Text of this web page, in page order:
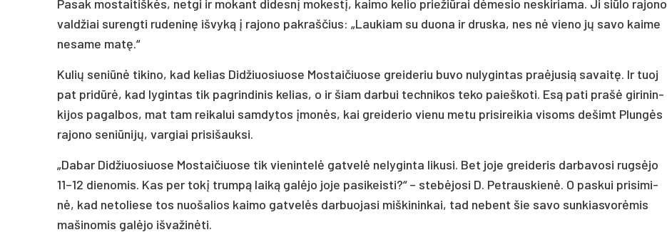
Pa­sak mos­tai­tiš­kės, ne­tgi ir mo­kant di­des­nį mo­kes­tį, kai­mo ke­lio prie­žiū­rai dė­me­sio ne­ski­ria­ma. Ji siū­lo ra­jo­no
val­džiai su­reng­ti ru­de­ni­nę iš­vy­ką į ra­jo­no pa­kraš­čius: „Lau­kiam su duo­na ir drus­ka, nes nė vie­no jų sa­vo kai­me
ne­sa­me ma­tę.“
Ku­lių se­niū­nė ti­ki­no, kad ke­lias Di­džiuo­siuo­se Mos­tai­čiuo­se grei­de­riu bu­vo nu­ly­gin­tas praė­ju­sią sa­vai­tę. Ir tuoj
pat pri­dū­rė, kad ly­gin­tas tik pa­grin­di­nis ke­lias, o ir šiam dar­bui tech­ni­kos te­ko paieš­ko­ti. Esą pa­ti pra­šė gi­ri­nin­
ki­jos pa­gal­bos, mat tam rei­ka­lui sam­dy­tos įmo­nės, kai grei­de­rio vie­nu me­tu pri­si­rei­kia vi­soms de­šimt Plun­gės
ra­jo­no se­niū­ni­jų, var­giai pri­si­šauk­si.
„Da­bar Di­džiuo­siuo­se Mos­tai­čiuo­se tik vie­nin­te­lė gat­ve­lė ne­ly­gin­ta li­ku­si. Bet jo­je grei­de­ris dar­ba­vo­si rug­sė­jo
11–12 die­no­mis. Kas per to­kį trum­pą lai­ką ga­lė­jo jo­je pa­si­keis­ti?“ – ste­bė­jo­si D. Pet­raus­kie­nė. O pa­skui pri­si­mi­
nė, kad ne­to­lie­se tos nuo­ša­lios kai­mo gat­ve­lės dar­buo­ja­si miš­ki­nin­kai, tad ne­bent šie sa­vo sun­kias­vo­rė­mis
ma­ši­no­mis ga­lė­jo iš­va­ži­nė­ti.